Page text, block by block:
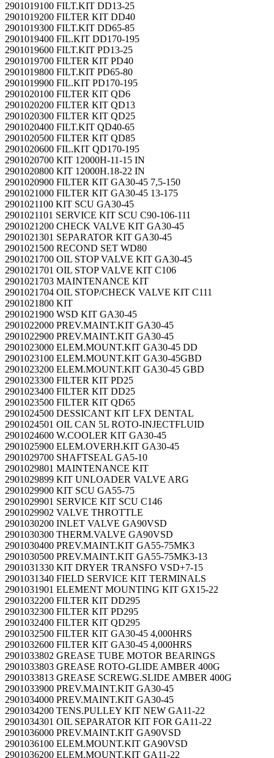
2901019100 FILT.KIT DD13-25
2901019200 FILTER KIT DD40
2901019300 FILT.KIT DD65-85
2901019400 FIL.KIT DD170-195
2901019600 FILT.KIT PD13-25
2901019700 FILTER KIT PD40
2901019800 FILT.KIT PD65-80
2901019900 FIL.KIT PD170-195
2901020100 FILTER KIT QD6
2901020200 FILTER KIT QD13
2901020300 FILTER KIT QD25
2901020400 FILT.KIT QD40-65
2901020500 FILTER KIT QD85
2901020600 FIL.KIT QD170-195
2901020700 KIT 12000H-11-15 IN
2901020800 KIT 12000H.18-22 IN
2901020900 FILTER KIT GA30-45 7,5-150
2901021000 FILTER KIT GA30-45 13-175
2901021100 KIT SCU GA30-45
2901021101 SERVICE KIT SCU C90-106-111
2901021200 CHECK VALVE KIT GA30-45
2901021301 SEPARATOR KIT GA30-45
2901021500 RECOND SET WD80
2901021700 OIL STOP VALVE KIT GA30-45
2901021701 OIL STOP VALVE KIT C106
2901021703 MAINTENANCE KIT
2901021704 OIL STOP/CHECK VALVE KIT C111
2901021800 KIT
2901021900 WSD KIT GA30-45
2901022000 PREV.MAINT.KIT GA30-45
2901022900 PREV.MAINT.KIT GA30-45
2901023000 ELEM.MOUNT.KIT GA30-45 DD
2901023100 ELEM.MOUNT.KIT GA30-45GBD
2901023200 ELEM.MOUNT.KIT GA30-45 GBD
2901023300 FILTER KIT PD25
2901023400 FILTER KIT DD25
2901023500 FILTER KIT QD65
2901024500 DESSICANT KIT LFX DENTAL
2901024501 OIL CAN 5L ROTO-INJECTFLUID
2901024600 W.COOLER KIT GA30-45
2901025900 ELEM.OVERH.KIT GA30-45
2901029700 SHAFTSEAL GA5-10
2901029801 MAINTENANCE KIT
2901029899 KIT UNLOADER VALVE ARG
2901029900 KIT SCU GA55-75
2901029901 SERVICE KIT SCU C146
2901029902 VALVE THROTTLE
2901030200 INLET VALVE GA90VSD
2901030300 THERM.VALVE GA90VSD
2901030400 PREV.MAINT.KIT GA55-75MK3
2901030500 PREV.MAINT.KIT GA55-75MK3-13
2901031330 KIT DRYER TRANSFO VSD+7-15
2901031340 FIELD SERVICE KIT TERMINALS
2901031901 ELEMENT MOUNTING KIT GX15-22
2901032200 FILTER KIT DD295
2901032300 FILTER KIT PD295
2901032400 FILTER KIT QD295
2901032500 FILTER KIT GA30-45 4,000HRS
2901032600 FILTER KIT GA30-45 4,000HRS
2901033802 GREASE TUBE MOTOR BEARINGS
2901033803 GREASE ROTO-GLIDE AMBER 400G
2901033813 GREASE SCREWG.SLIDE AMBER 400G
2901033900 PREV.MAINT.KIT GA30-45
2901034000 PREV.MAINT.KIT GA30-45
2901034200 TENS.PULLEY KIT NEW GA11-22
2901034301 OIL SEPARATOR KIT FOR GA11-22
2901036000 PREV.MAINT.KIT GA90VSD
2901036100 ELEM.MOUNT.KIT GA90VSD
2901036200 ELEM.MOUNT.KIT GA11-22